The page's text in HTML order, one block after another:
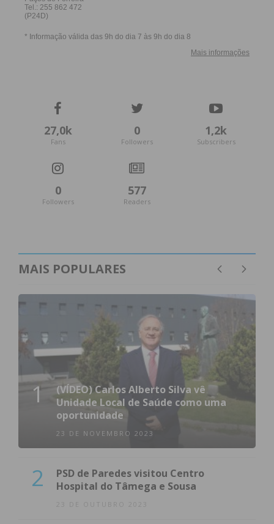
Coligação continua no poder em Paço de Sousa
Penafiel mantém-se na Coligação
Coligação vence em Rans
Coligação vence em São Mamede de Recesinhos
Coligação vence em São Martinho de Recesinhos
PS ganha Rio de Moinhos à Coligação
Sebolido dá a vitória à Coligação
um candidato independente
Valpedre dá vitória à Coligação
Subscreva a newsletter do
Imediato
atualizada.
27,0k
Fans
0
Followers
1,2k
Subscribers
0
Followers
577
Readers
MAIS POPULARES
1
(VÍDEO) Carlos Alberto Silva vê
Unidade Local de Saúde como uma
oportunidade
23 DE NOVEMBRO 2023
2
PSD de Paredes visitou Centro
Hospital do Tâmega e Sousa
23 DE OUTUBRO 2023